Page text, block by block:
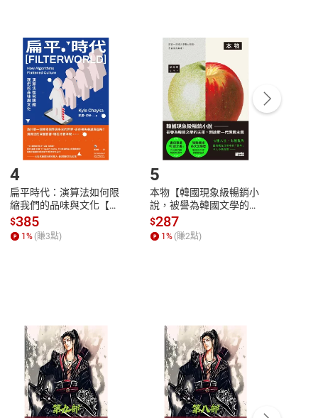
點選「瀏覽訂單明細」 「申請取消訂單 /退
貨。
付款方式
Payment
完成
Complete
號，下載書籍後看書
客服資訊
4
扁平時代：演算法如何限
縮我們的品味與文化【電
子書】
$385
1% (賺3點)
5
本物【韓國現象級暢銷小
說，被譽為韓國文學的未
來】【電子書】
$287
1% (賺2點)